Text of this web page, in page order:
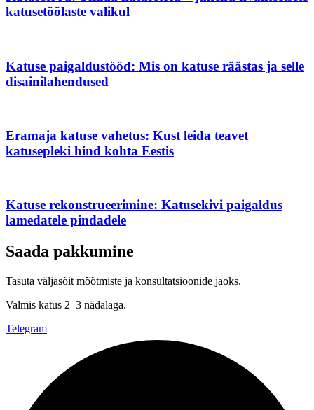
katusetöölaste valikul
Katuse paigaldustööd: Mis on katuse räästas ja selle
disainilahendused
Eramaja katuse vahetus: Kust leida teavet
katusepleki hind kohta Eestis
Katuse rekonstrueerimine: Katusekivi paigaldus
lamedatele pindadele
Saada pakkumine
Tasuta väljasõit mõõtmiste ja konsultatsioonide jaoks.
Valmis katus 2–3 nädalaga.
Telegram